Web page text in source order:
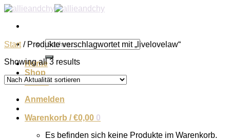
Zum
springen
Suchen
nach:
Home
Shop
About
Anmelden
Warenkorb /€0,00 0
Es befinden sich keine Produkte im Warenkorb.
Start /Produkte verschlagwortet mit „livelovelaw“
Showing all 3 results